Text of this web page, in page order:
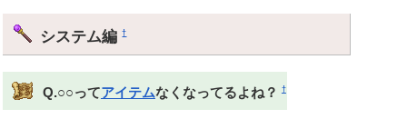
システム編†
Q.○○ってアイテムなくなってるよね？ †